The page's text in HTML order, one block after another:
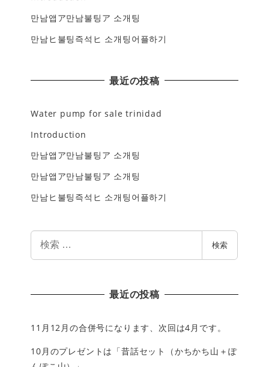
만남앱ア만남불팅ア 소개팅
만남ヒ불팅즉석ヒ 소개팅어플하기
最近の投稿
Water pump for sale trinidad
Introduction
만남앱ア만남불팅ア 소개팅
만남앱ア만남불팅ア 소개팅
만남ヒ불팅즉석ヒ 소개팅어플하기
検索
最近の投稿
11月12月の合併号になります、次回は4月です。
10月のプレゼントは「昔話セット（かちかち山＋ぽ